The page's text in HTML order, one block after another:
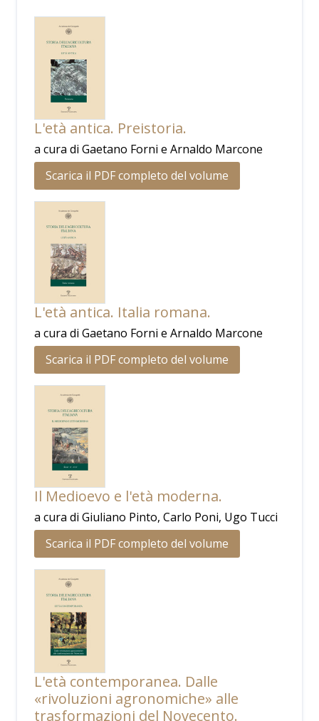
L'età antica. Preistoria.
a cura di Gaetano Forni e Arnaldo Marcone
Scarica il PDF completo del volume
L'età antica. Italia romana.
a cura di Gaetano Forni e Arnaldo Marcone
Scarica il PDF completo del volume
Il Medioevo e l'età moderna.
a cura di Giuliano Pinto, Carlo Poni, Ugo Tucci
Scarica il PDF completo del volume
L'età contemporanea. Dalle
«rivoluzioni agronomiche» alle
trasformazioni del Novecento.